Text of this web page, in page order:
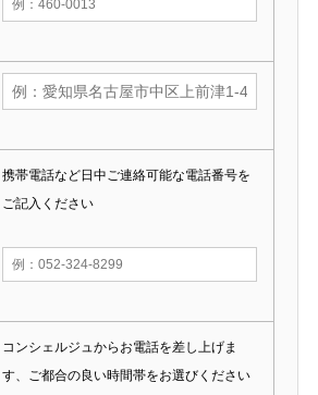
携帯電話など日中ご連絡可能な電話番号を
ご記入ください
コンシェルジュからお電話を差し上げま
す、ご都合の良い時間帯をお選びください